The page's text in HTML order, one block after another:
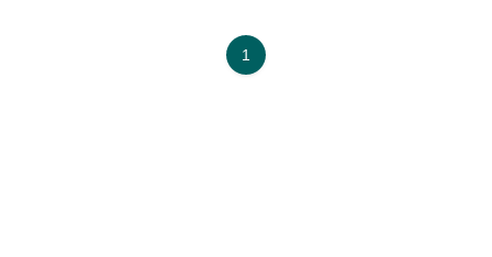
1